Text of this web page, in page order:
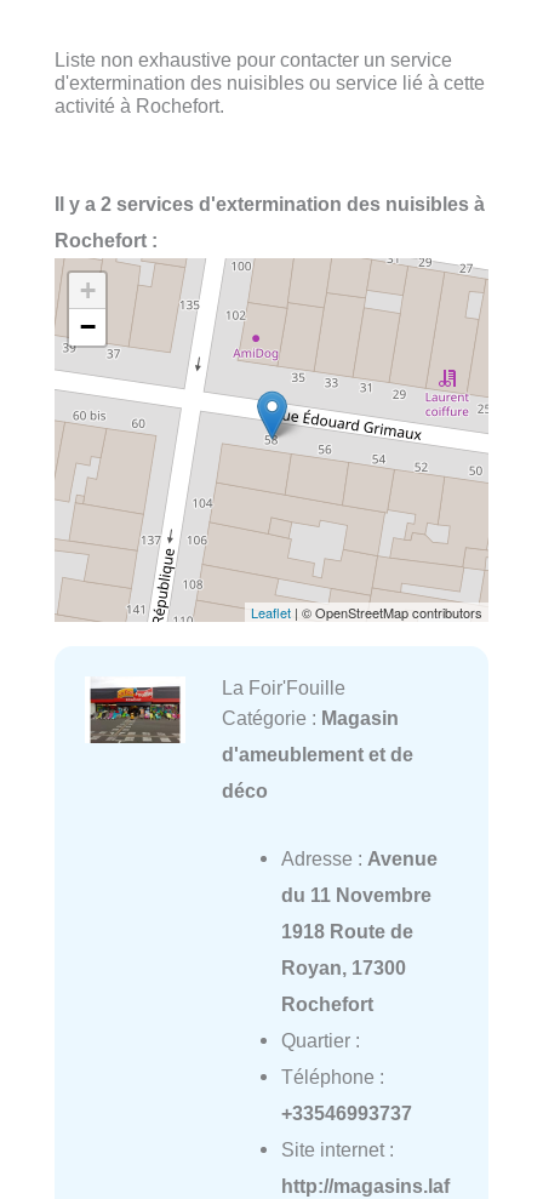
Liste non exhaustive pour contacter un service
d'extermination des nuisibles ou service lié à cette
activité à Rochefort.
Il y a 2 services d'extermination des nuisibles à
Rochefort :
+
−
Leaflet | © OpenStreetMap contributors
La Foir'Fouille
Catégorie : Magasin
d'ameublement et de
déco
Adresse : Avenue
du 11 Novembre
1918 Route de
Royan, 17300
Rochefort
Quartier :
Téléphone :
+33546993737
Site internet :
http://magasins.laf